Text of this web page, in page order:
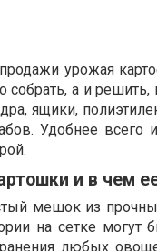
урожая
а и решить,
ящики,
Удобнее всего
и в чем
мешок из
на сетке могут
любых